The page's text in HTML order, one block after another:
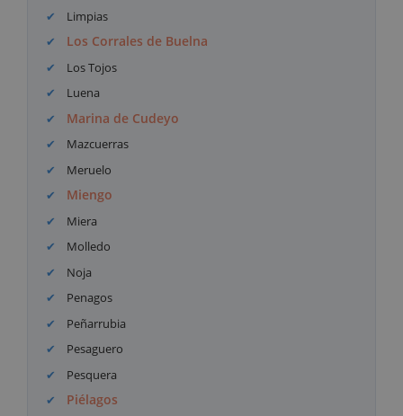
Limpias
Los Corrales de Buelna
Los Tojos
Luena
Marina de Cudeyo
Mazcuerras
Meruelo
Miengo
Miera
Molledo
Noja
Penagos
Peñarrubia
Pesaguero
Pesquera
Piélagos